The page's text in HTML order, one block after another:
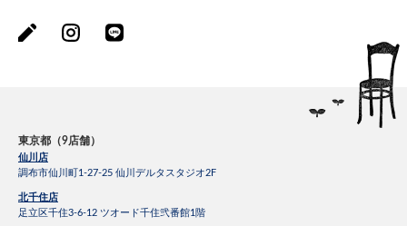
東京都（9店舗）
仙川店
調布市仙川町1-27-25 仙川デルタスタジオ2F
北千住店
足立区千住3-6-12 ツオード千住弐番館1階